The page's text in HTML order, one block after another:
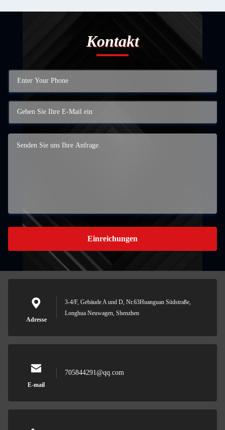
Kontakt
Einreichungen
Adresse
3-4/F, Gebäude A und D, Nr.63Huanguan Südstraße,
Longhua Neuwagen, Shenzhen
E-mail
705844291@qq.com